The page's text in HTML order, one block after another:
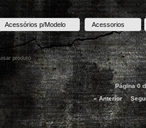
Acessórios p/Modelo Acessorios
Página 0
« Anterior